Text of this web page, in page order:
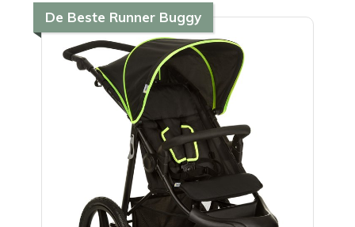
De Beste Runner Buggy